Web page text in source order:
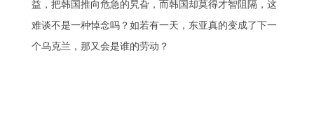
益，把韩国推向危急的旯旮，而韩国却莫得才智阻隔，这
难谈不是一种悼念吗？如若有一天，东亚真的变成了下一
个乌克兰，那又会是谁的劳动？